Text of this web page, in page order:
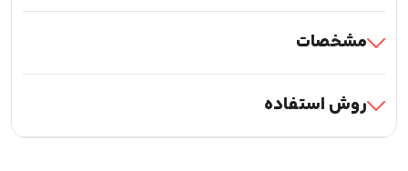
مشخصات
روش استفاده